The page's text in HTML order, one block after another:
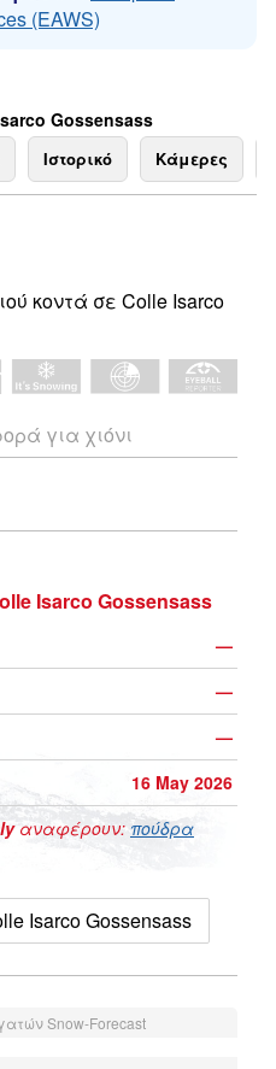
(EAWS)
Gossensass
Ιστορικό Κάμερες
κοντά σε Colle Isarco
για χιόνι
Isarco Gossensass
—
—
—
16 May 2026
αναφέρουν: πούδρα
Isarco Gossensass
Snow-Forecast